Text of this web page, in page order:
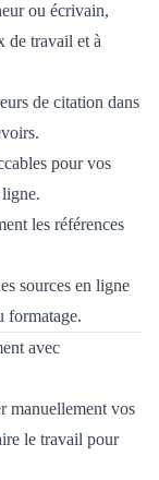
ou écrivain,
de travail et à
de citation dans
pour vos
les références
sources en ligne
formatage.
avec
manuellement vos
le travail pour